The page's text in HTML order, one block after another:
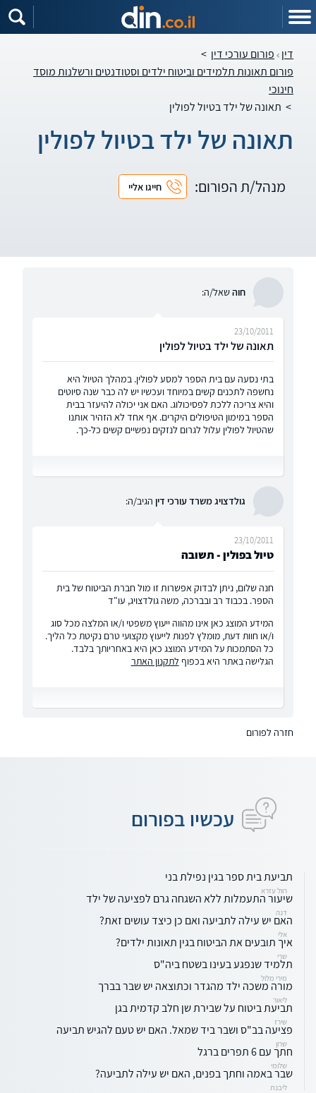
דין פורום עורכי דין >
פורום תאונות תלמידים וביטוח ילדים וסטודנטים ורשלנות מוסד
חינוכי
> תאונה של ילד בטיול לפולין
תאונה של ילד בטיול לפולין
מנהל/ת הפורום: חייגו אליי
חוהשאל/ה:
תאונה של ילד בטיול לפולין
23/10/2011
בתי נסעה עם בית הספר למסע לפולין. במהלך הטיול היא
נחשפה לתכנים קשים במיוחד ועכשיו יש לה כבר שנה סיוטים
והיא צריכה ללכת לפסיכולוג. האם אני יכולה להיעזר בבית
הספר במימון הטיפולים היקרים. אף אחד לא הזהיר אותנו
שהטיול לפולין עלול לגרום לנזקים נפשיים קשים כל-כך.
גולדצויג משרד עורכי דין הגיב/ה:
טיול בפולין - תשובה
23/10/2011
חנה שלום, ניתן לבדוק אפשרות זו מול חברת הביטוח של בית
הספר. בכבוד רב ובברכה, משה גולדצויג, עו"ד
המידע המוצג כאן אינו מהווה ייעוץ משפטי ו/או המלצה מכל סוג
ו/או חוות דעת, מומלץ לפנות לייעוץ מקצועי טרם נקיטת כל הליך.
כל הסתמכות על המידע המוצג כאן היא באחריותך בלבד.
הגלישה באתר היא בכפוף לתקנון האתר
חזרה לפורום
עכשיו בפורום
תביעת בית ספר בגין נפילת בני
רוול עזרא
שיעור התעמלות ללא השגחה גרם לפציעה של ילד
דנה
האם יש עילה לתביעה ואם כן כיצד עושים זאת?
אלי
איך תובעים את הביטוח בגין תאונות ילדים?
שרי
תלמיד שנפגע בעינו בשטח ביה"ס
מירי מלול
מורה משכה ילד מהגדר וכתוצאה יש שבר בברך
ליאור
תביעת ביטוח על שבירת שן חלב קדמית בגן
שירז
פציעה בב"ס ושבר ביד שמאל. האם יש טעם להגיש תביעה
שרון
חתך עם 6 תפרים ברגל
שלומי
שבר באמה וחתך בפנים, האם יש עילה לתביעה?
ליבנת